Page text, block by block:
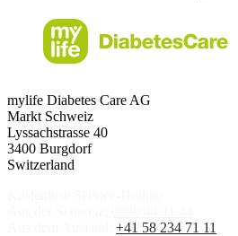
mylife Diabetes Care AG
Markt Schweiz
Lyssachstrasse 40
3400 Burgdorf
Switzerland
+41 58 234 71 11